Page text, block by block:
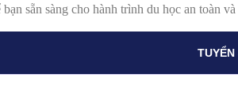
sẵn sàng cho hành trình du học an toàn và